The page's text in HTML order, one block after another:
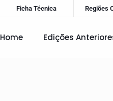
Ficha Técnica Regiões
Home Edições